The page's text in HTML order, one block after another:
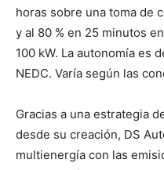
horas sobre una toma de
y al 80 % en 25 minutos
100 kW. La autonomía es
NEDC. Varía según las
Gracias a una estrategia
desde su creación, DS
multienergía con las